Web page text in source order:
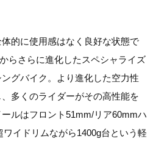
的に使用感はなく良好な状態で
らさらに進化したスペシャライズ
グバイク。より進化した空力性
多くのライダーがその高性能を
ルはフロント51mm/リア60mmハ
イドリムながら1400g台という軽